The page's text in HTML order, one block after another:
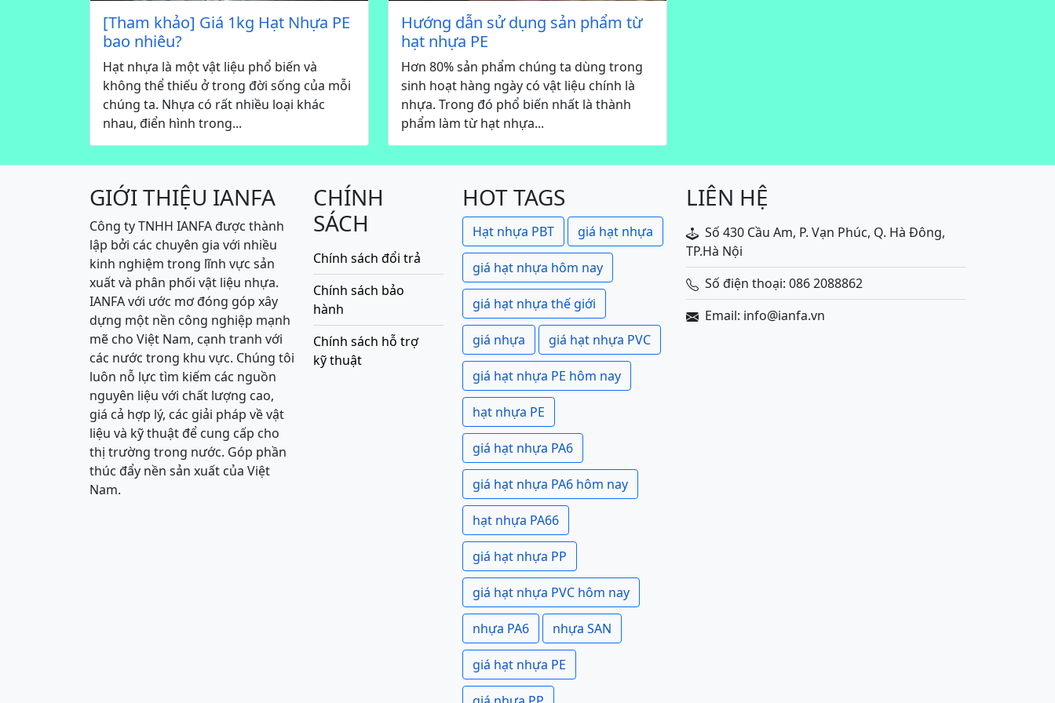
[Tham khảo] Giá 1kg Hạt Nhựa PE
bao nhiêu?
Hạt nhựa là một vật liệu phổ biến và
không thể thiếu ở trong đời sống của mỗi
chúng ta. Nhựa có rất nhiều loại khác
nhau, điển hình trong...
Hướng dẫn sử dụng sản phẩm từ
hạt nhựa PE
Hơn 80% sản phẩm chúng ta dùng trong
sinh hoạt hàng ngày có vật liệu chính là
nhựa. Trong đó phổ biến nhất là thành
phẩm làm từ hạt nhựa...
GIỚI THIỆU IANFA
Công ty TNHH IANFA được thành
lập bởi các chuyên gia với nhiều
kinh nghiệm trong lĩnh vực sản
xuất và phân phối vật liệu nhựa.
IANFA với ước mơ đóng góp xây
dựng một nền công nghiệp mạnh
mẽ cho Việt Nam, cạnh tranh với
các nước trong khu vực. Chúng tôi
luôn nỗ lực tìm kiếm các nguồn
nguyên liệu với chất lượng cao,
giá cả hợp lý, các giải pháp về vật
liệu và kỹ thuật để cung cấp cho
thị trường trong nước. Góp phần
thúc đẩy nền sản xuất của Việt
Nam.
CHÍNH
SÁCH
Chính sách đổi trả
Chính sách bảo
hành
Chính sách hỗ trợ
kỹ thuật
HOT TAGS
Hạt nhựa PBT giá hạt nhựa
giá hạt nhựa hôm nay
giá hạt nhựa thế giới
giá nhựa giá hạt nhựa PVC
giá hạt nhựa PE hôm nay
hạt nhựa PE
giá hạt nhựa PA6
giá hạt nhựa PA6 hôm nay
hạt nhựa PA66
giá hạt nhựa PP
giá hạt nhựa PVC hôm nay
nhựa PA6 nhựa SAN
giá hạt nhựa PE
LIÊN HỆ
Số 430 Cầu Am, P. Vạn Phúc, Q. Hà Đông,
TP.Hà Nội
Số điện thoại: 086 2088862
Email: info@ianfa.vn